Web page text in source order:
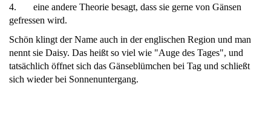
4. eine andere Theorie besagt, dass sie gerne von Gänsen
gefressen wird.
Schön klingt der Name auch in der englischen Region und man
nennt sie Daisy. Das heißt so viel wie "Auge des Tages", und
tatsächlich öffnet sich das Gänseblümchen bei Tag und schließt
sich wieder bei Sonnenuntergang.